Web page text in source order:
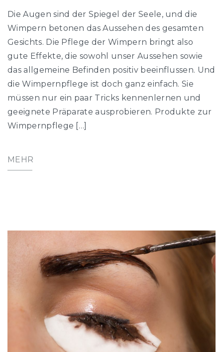
Die Augen sind der Spiegel der Seele, und die
Wimpern betonen das Aussehen des gesamten
Gesichts. Die Pflege der Wimpern bringt also
gute Effekte, die sowohl unser Aussehen sowie
das allgemeine Befinden positiv beeinflussen. Und
die Wimpernpflege ist doch ganz einfach. Sie
müssen nur ein paar Tricks kennenlernen und
geeignete Präparate ausprobieren. Produkte zur
Wimpernpflege […]
MEHR